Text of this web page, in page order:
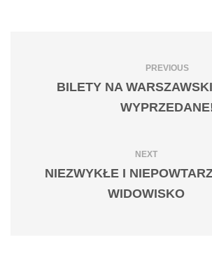
PREVIOUS
BILETY NA
NEXT
NIEZWYKŁE I
WIDOWISKO